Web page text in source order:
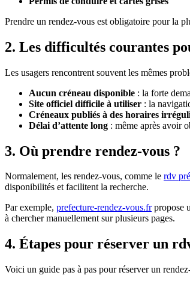
Prendre un rendez-vous est obligatoire pour la
2. Les difficultés courantes
Les usagers rencontrent souvent les mêmes
Aucun créneau disponible : la forte
Site officiel difficile à utiliser : la
Créneaux publiés à des horaires
Délai d’attente long : même après avoir
3. Où prendre rendez-vous ?
Normalement, les rendez-vous, comme le rdv
disponibilités et facilitent la recherche.
Par exemple, prefecture-rendez-vous.frpropose
à chercher manuellement sur plusieurs pages.
4. Étapes pour réserver un
Voici un guide pas à pas pour réserver un